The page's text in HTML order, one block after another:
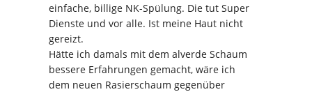
einfache, billige NK-Spülung. Die tut Super
Dienste und vor alle. Ist meine Haut nicht
gereizt.
Hätte ich damals mit dem alverde Schaum
bessere Erfahrungen gemacht, wäre ich
dem neuen Rasierschaum gegenüber